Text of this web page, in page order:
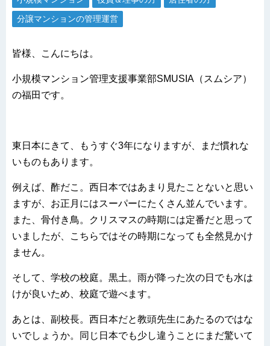
分譲マンションの管理運営
皆様、こんにちは。
小規模マンション管理支援事業部SMUSIA（スムシア）
の福田です。
東日本にきて、もうすぐ3年になりますが、まだ慣れな
いものもあります。
例えば、酢だこ。西日本ではあまり見たことないと思い
ますが、お正月にはスーパーにたくさん並んでいます。
また、骨付き鳥。クリスマスの時期には定番だと思って
いましたが、こちらではその時期になっても全然見かけ
ません。
そして、学校の校庭。黒土。雨が降った次の日でも水は
けが良いため、校庭で遊べます。
あとは、副校長。西日本だと教頭先生にあたるのではな
いでしょうか。同じ日本でも少し違うことにまだ驚いて